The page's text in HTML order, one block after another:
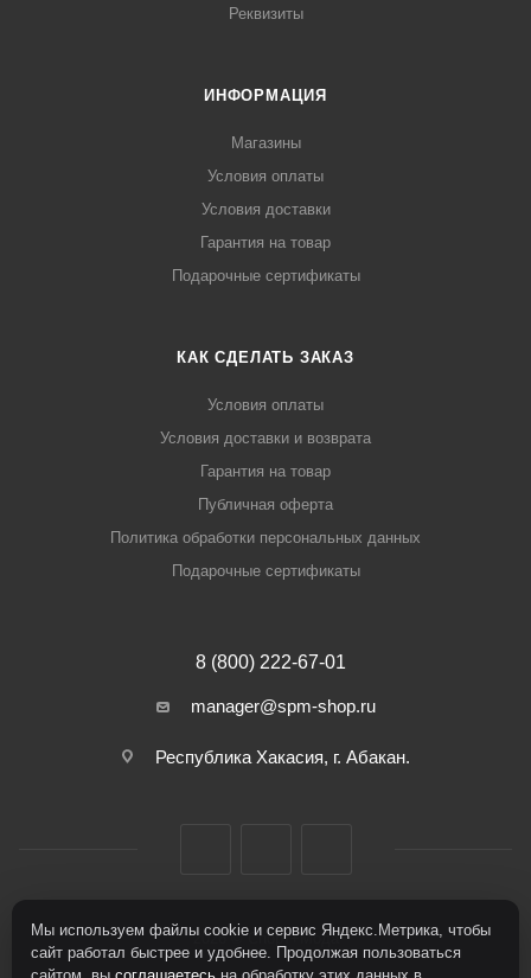
Реквизиты
ИНФОРМАЦИЯ
Магазины
Условия оплаты
Условия доставки
Гарантия на товар
Подарочные сертификаты
КАК СДЕЛАТЬ ЗАКАЗ
Условия оплаты
Условия доставки и возврата
Гарантия на товар
Публичная оферта
Политика обработки персональных данных
Подарочные сертификаты
8 (800) 222-67-01
manager@spm-shop.ru
Республика Хакасия, г. Абакан.
2026 © Спорт+Мода
Мы используем файлы cookie и сервис Яндекс.Метрика, чтобы
сайт работал быстрее и удобнее. Продолжая пользоваться